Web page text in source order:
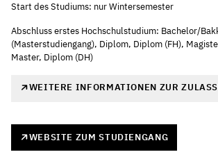
Start des Studiums: nur Wintersemester
Abschluss erstes Hochschulstudium: Bachelor/
(Masterstudiengang), Diplom, Diplom (FH),
Master, Diplom (DH)
WEITERE INFORMATIONEN ZUR
WEBSITE ZUM STUDIENGANG